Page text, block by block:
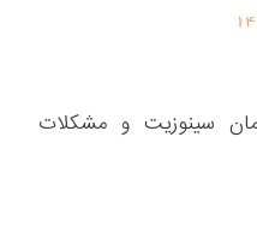
سینوزیت و مشکلات